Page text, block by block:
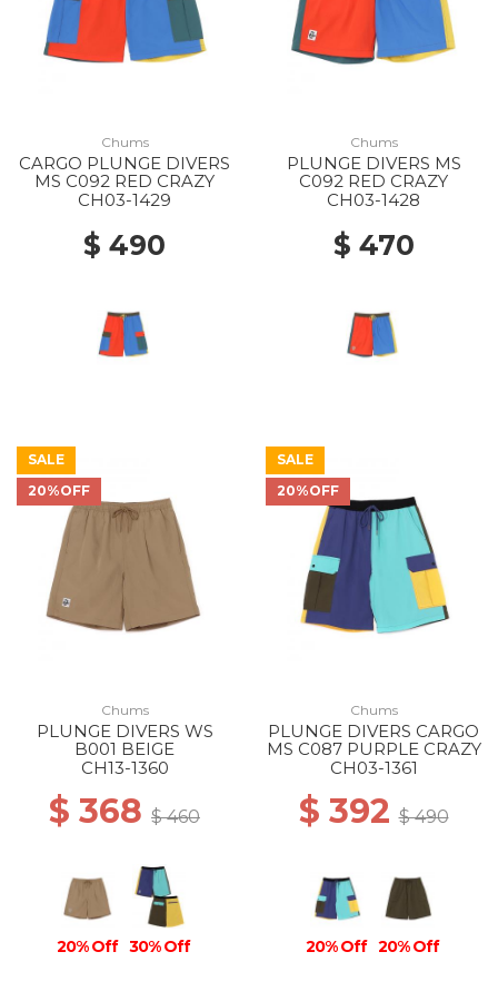
Chums
CARGO PLUNGE DIVERS
MS C092 RED CRAZY
CH03-1429
$ 490
Chums
PLUNGE DIVERS MS
C092 RED CRAZY
CH03-1428
$ 470
SALE
20%OFF
Chums
PLUNGE DIVERS WS
B001 BEIGE
CH13-1360
$ 368 $ 460
20% Off 30% Off
SALE
20%OFF
Chums
PLUNGE DIVERS CARGO
MS C087 PURPLE CRAZY
CH03-1361
$ 392$ 490
20% Off 20% Off